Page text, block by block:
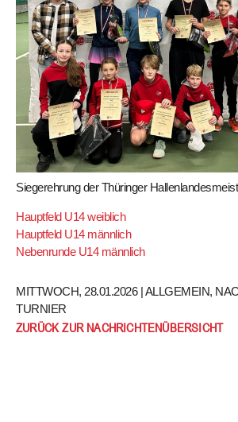
Siegerehrung der Thüringer
Hauptfeld U14 weiblich
Hauptfeld U14 männlich
Nebenrunde U14 männlich
MITTWOCH, 28.01.2026 |ALLGEMEIN,
TURNIER
ZURÜCK ZUR NACHRICHTENÜBERSICHT